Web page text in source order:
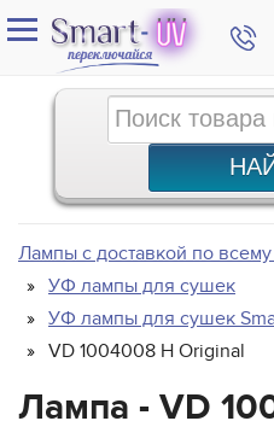
Лампы с доставкой по
УФ лампы для сушек
УФ лампы для сушек
VD 1004008 H Original
Лампа - VD